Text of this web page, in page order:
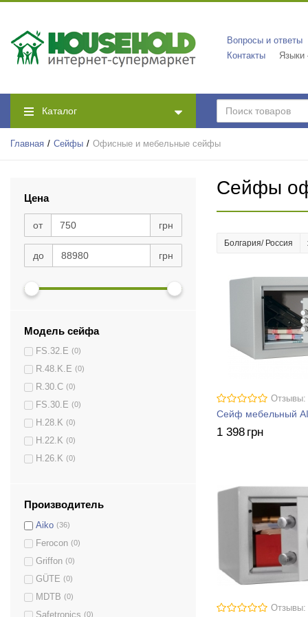
Вопросы и ответы
Контакты
Языки
Каталог
Главная Сейфы Офисные и мебельные сейфы
Цена
от грн
до грн
Модель сейфа
FS.32.E (0)
R.48.K.E (0)
R.30.C (0)
FS.30.E (0)
H.28.K (0)
H.22.K (0)
H.26.K (0)
FS.32.K (0)
R.30.K.E
S.50.E (0)
M.50.К (0)
S.63.K (0)
FS.30.K (0)
Производитель
Aiko (36)
Ferocon (0)
Griffon (0)
GÜTE (0)
MDTB (0)
Safetronics (0)
Сейфы
Болгария/ Россия
Отзывы:
Сейф мебельный
1 398 грн
Отзывы: